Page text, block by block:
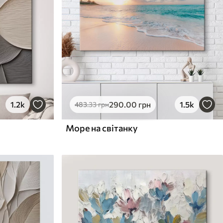
1.2k 483.33грн290.00 грн 1.5k
Море на світанку